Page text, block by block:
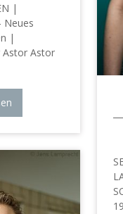
|
Neues
|
Astor Astor